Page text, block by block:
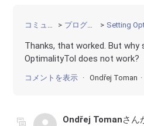
コミュニティ プログラミング Setting
Thanks, that worked. But why
OptimalityTol does not work?
コメントを表示 Ondřej Toman
Ondřej Tomanさん